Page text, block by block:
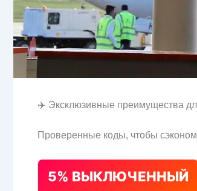
✈️ Эксклюзивные преимущества
Проверенные коды, чтобы
5% ВЫКЛЮЧЕННЫЙ